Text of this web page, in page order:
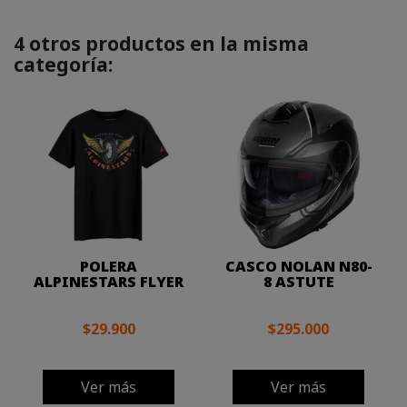
4 otros productos en la misma
categoría:
POLERA
ALPINESTARS FLYER
$29.900
Ver más
CASCO NOLAN N80-
8 ASTUTE
$295.000
Ver más